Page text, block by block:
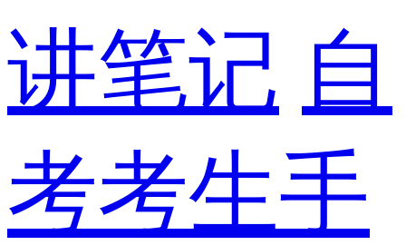
讲笔记 自
考考生手